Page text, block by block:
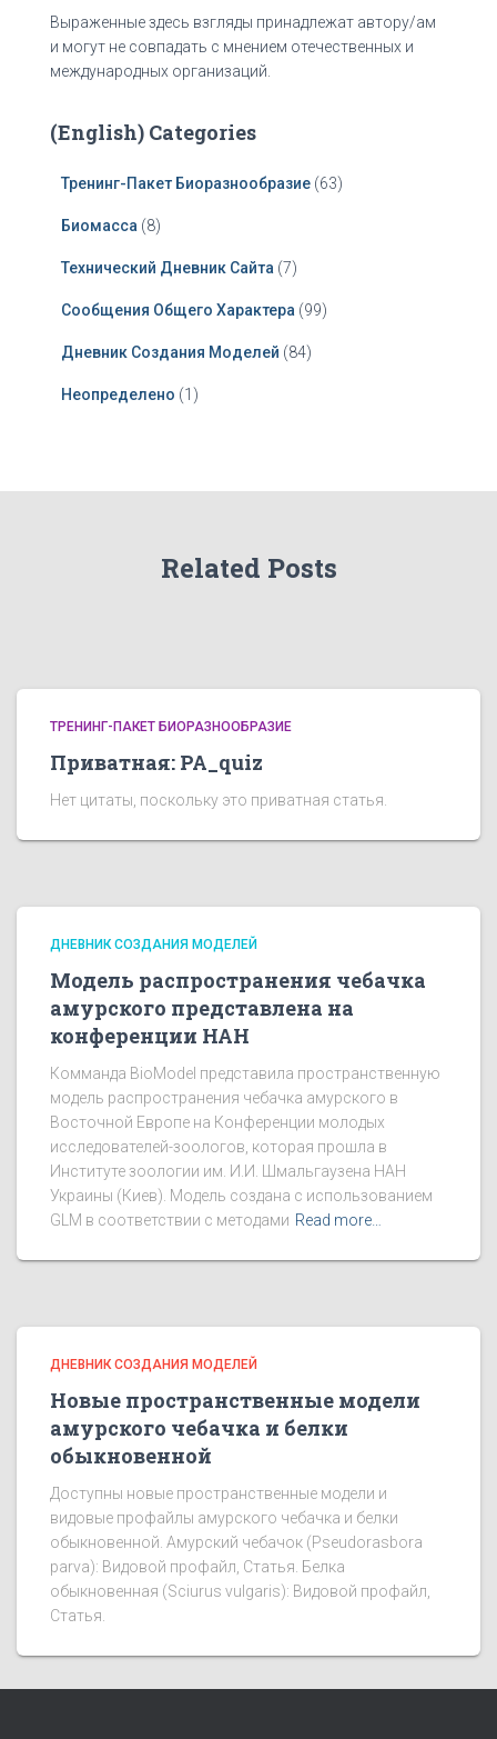
Выраженные здесь взгляды принадлежат автору/ам
и могут не совпадать с мнением отечественных и
международных организаций.
(English) Categories
Тренинг-Пакет Биоразнообразие (63)
Биомасса (8)
Технический Дневник Сайта (7)
Сообщения Общего Характера (99)
Дневник Создания Моделей (84)
Неопределено (1)
Related Posts
ТРЕНИНГ-ПАКЕТ БИОРАЗНООБРАЗИЕ
Приватная: PA_quiz
Нет цитаты, поскольку это приватная статья.
ДНЕВНИК СОЗДАНИЯ МОДЕЛЕЙ
Модель распространения чебачка
амурского представлена на
конференции НАН
Комманда BioModel представила пространственную
модель распространения чебачка амурского в
Восточной Европе на Конференции молодых
исследователей-зоологов, которая прошла в
Институте зоологии им. И.И. Шмальгаузена НАН
Украины (Киев). Модель создана с использованием
GLM в соответствии с методами Read more…
ДНЕВНИК СОЗДАНИЯ МОДЕЛЕЙ
Новые пространственные модели
амурского чебачка и белки
обыкновенной
Доступны новые пространственные модели и
видовые профайлы амурского чебачка и белки
обыкновенной. Амурский чебачок (Pseudorasbora
parva): Видовой профайл, Статья. Белка
обыкновенная (Sciurus vulgaris): Видовой профайл,
Статья.